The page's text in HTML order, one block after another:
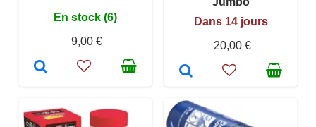
En stock (6)
9,00 €
Dans 14 jours
20,00 €